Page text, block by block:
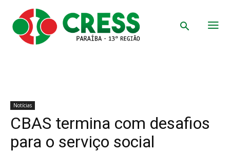
Notícias
CBAS termina com desafios
para o serviço social